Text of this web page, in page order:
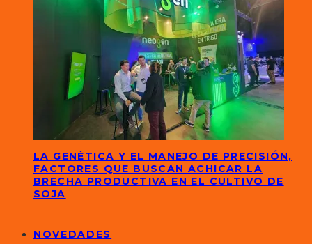
LA GENÉTICA Y EL MANEJO DE PRECISIÓN,
FACTORES QUE BUSCAN ACHICAR LA
BRECHA PRODUCTIVA EN EL CULTIVO DE
SOJA
NOVEDADES